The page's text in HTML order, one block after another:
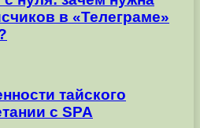
в «Телеграме»
тайского
с SPA